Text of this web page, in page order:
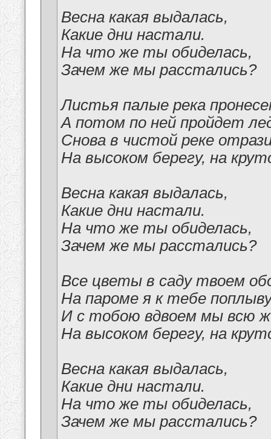
Весна какая выдалась,
Какие дни настали.
На что же ты обиделась,
Зачем же мы расстались?
Листья палые река
А потом по ней пройдет
Снова в чистой реке
На высоком берегу, на
Весна какая выдалась,
Какие дни настали.
На что же ты обиделась,
Зачем же мы расстались?
Все цветы в саду твоем
На пароме я к тебе
И с тобою вдвоем мы всю
На высоком берегу, на
Весна какая выдалась,
Какие дни настали.
На что же ты обиделась,
Зачем же мы расстались?